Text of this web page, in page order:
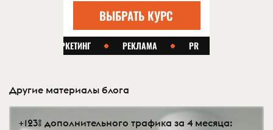
Другие материалы блога
+123% дополнительного трафика за 4 месяца: